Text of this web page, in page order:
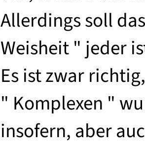
Allerdings soll
Weisheit " jeder
Es ist zwar
" Komplexen "
insofern, aber